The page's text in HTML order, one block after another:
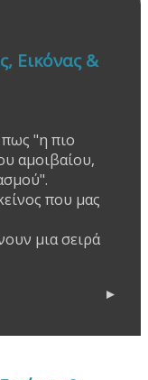
Εικόνας &
"η πιο
αμοιβαίου,
που μας
μια σειρά